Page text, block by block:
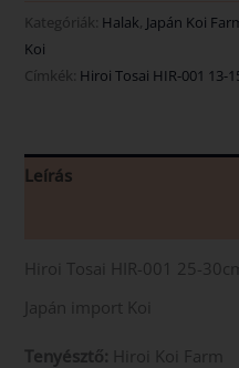
Kategóriák: Halak, Japán Koi
Koi
Címkék: Hiroi Tosai HIR-001 13-
Leírás
Hiroi Tosai HIR-001 25-
Japán import Koi
Tenyésztő: Hiroi Koi Farm